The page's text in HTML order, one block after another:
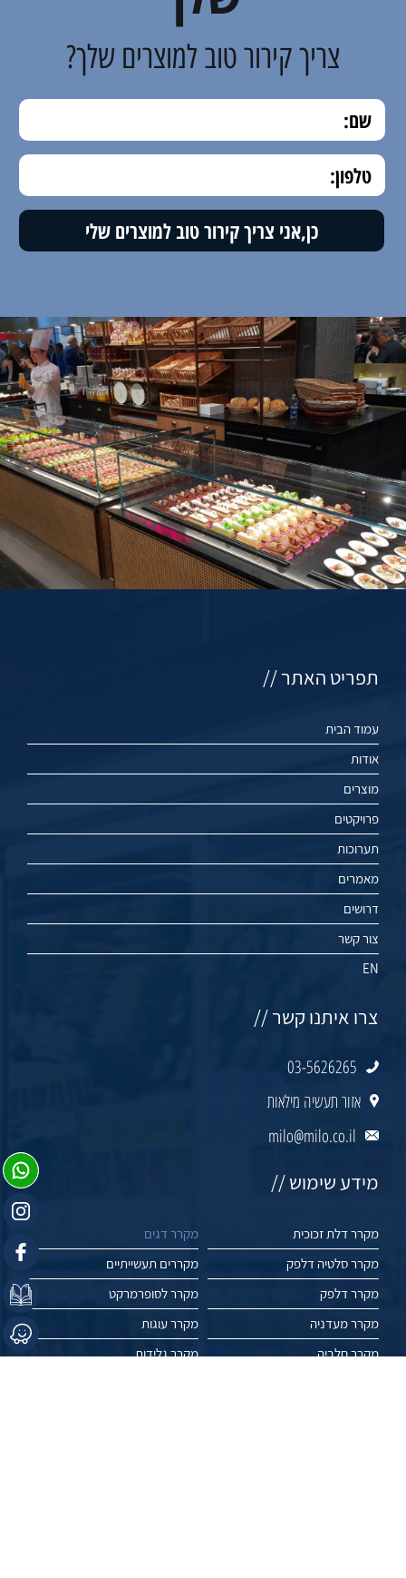
צריך קירור טוב למוצרים שלך?
תפריט האתר //
עמוד הבית
אודות
מוצרים
פרויקטים
תערוכות
מאמרים
דרושים
צור קשר
EN
צרו איתנו קשר //
03-5626265
אזור תעשיה מילאות
milo@milo.co.il
מידע שימוש //
מקרר דלת זכוכית
מקרר דגים
מקרר סלטיה דלפק
מקררים תעשייתיים
מקרר דלפק
מקרר לסופרמרקט
מקרר מעדניה
מקרר עוגות
מקרר חלביה
מקרר גלידות